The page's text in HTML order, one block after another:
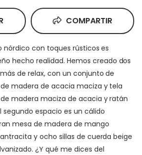
COMPARTIR
nórdico con toques rústicos es
hecho realidad. Hemos creado dos
de relax, con un conjunto de
madera de acacia maciza y tela
madera maciza de acacia y ratán
segundo espacio es un cálido
mesa de madera de mango
y ocho sillas de cuerda beige
¿Y qué me dices del